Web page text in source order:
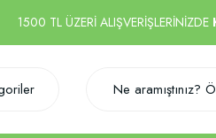
1500 TL ÜZERİ ALIŞVERİŞLERİNİZDE